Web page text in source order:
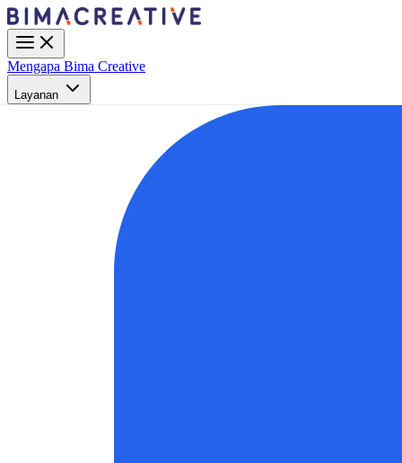
Mengapa Bima Creative
Layanan